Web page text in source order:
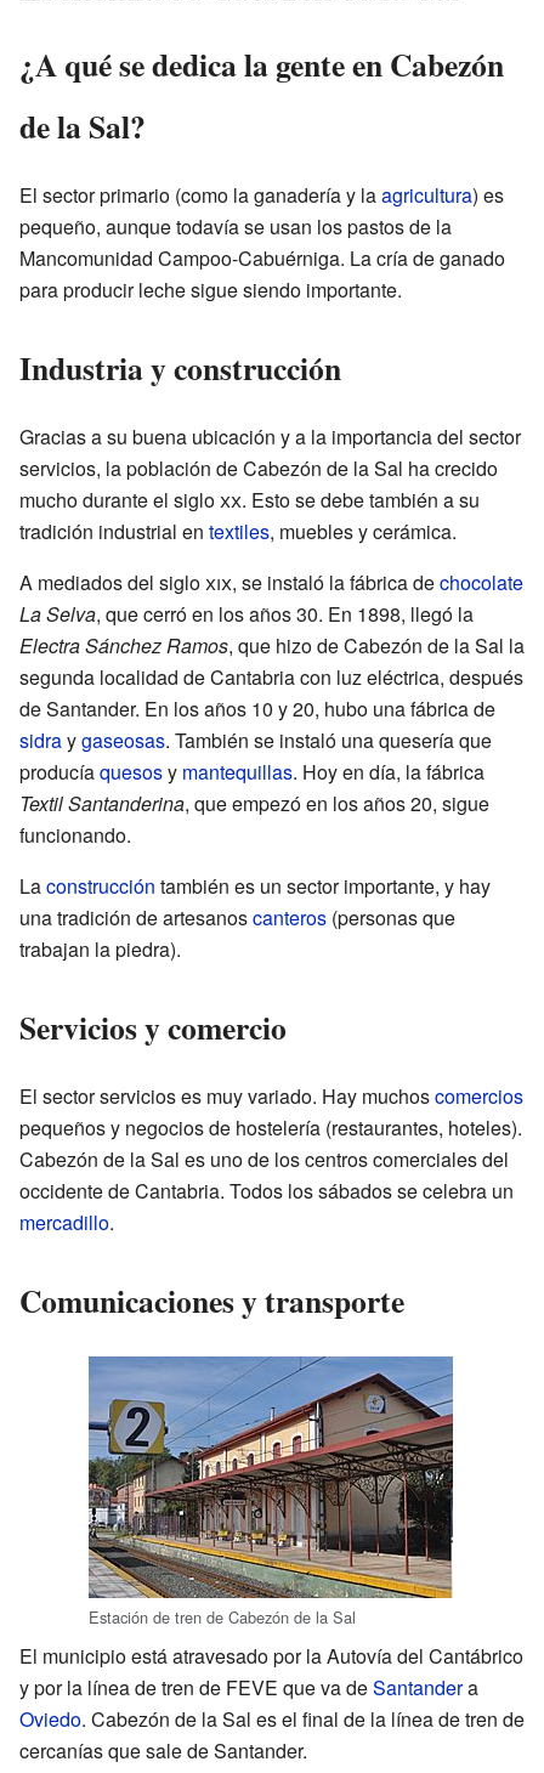
¿A qué se dedica la gente en Cabezón
de la Sal?
El sector primario (como la ganadería y laagricultura) es
pequeño, aunque todavía se usan los pastos de la
Mancomunidad Campoo-Cabuérniga. La cría de ganado
para producir leche sigue siendo importante.
Industria y construcción
Gracias a su buena ubicación y a la importancia del sector
servicios, la población de Cabezón de la Sal ha crecido
mucho durante el sigloxx. Esto se debe también a su
tradición industrial en textiles, muebles y cerámica.
A mediados del sigloxix, se instaló la fábrica dechocolate
La Selva, que cerró en los años 30. En 1898, llegó la
Electra Sánchez Ramos, que hizo de Cabezón de la Sal la
segunda localidad de Cantabria con luz eléctrica, después
de Santander. En los años 10 y 20, hubo una fábrica de
sidraygaseosas. También se instaló una quesería que
producíaquesosy mantequillas. Hoy en día, la fábrica
Textil Santanderina, que empezó en los años 20, sigue
funcionando.
Laconstrucción también es un sector importante, y hay
una tradición de artesanoscanteros (personas que
trabajan la piedra).
Servicios y comercio
El sector servicios es muy variado. Hay muchoscomercios
pequeños y negocios de hostelería (restaurantes, hoteles).
Cabezón de la Sal es uno de los centros comerciales del
occidente de Cantabria. Todos los sábados se celebra un
mercadillo.
Comunicaciones y transporte
Estación de tren de Cabezón de la Sal
El municipio está atravesado por la Autovía del Cantábrico
y por la línea de tren de FEVE que va deSantandera
Oviedo. Cabezón de la Sal es el final de la línea de tren de
cercanías que sale de Santander.